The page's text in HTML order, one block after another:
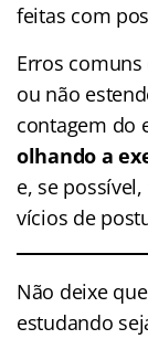
feitas com
Erros
ou não
contagem do
olhando a
e, se possível,
vícios de
Não deixe
estudando